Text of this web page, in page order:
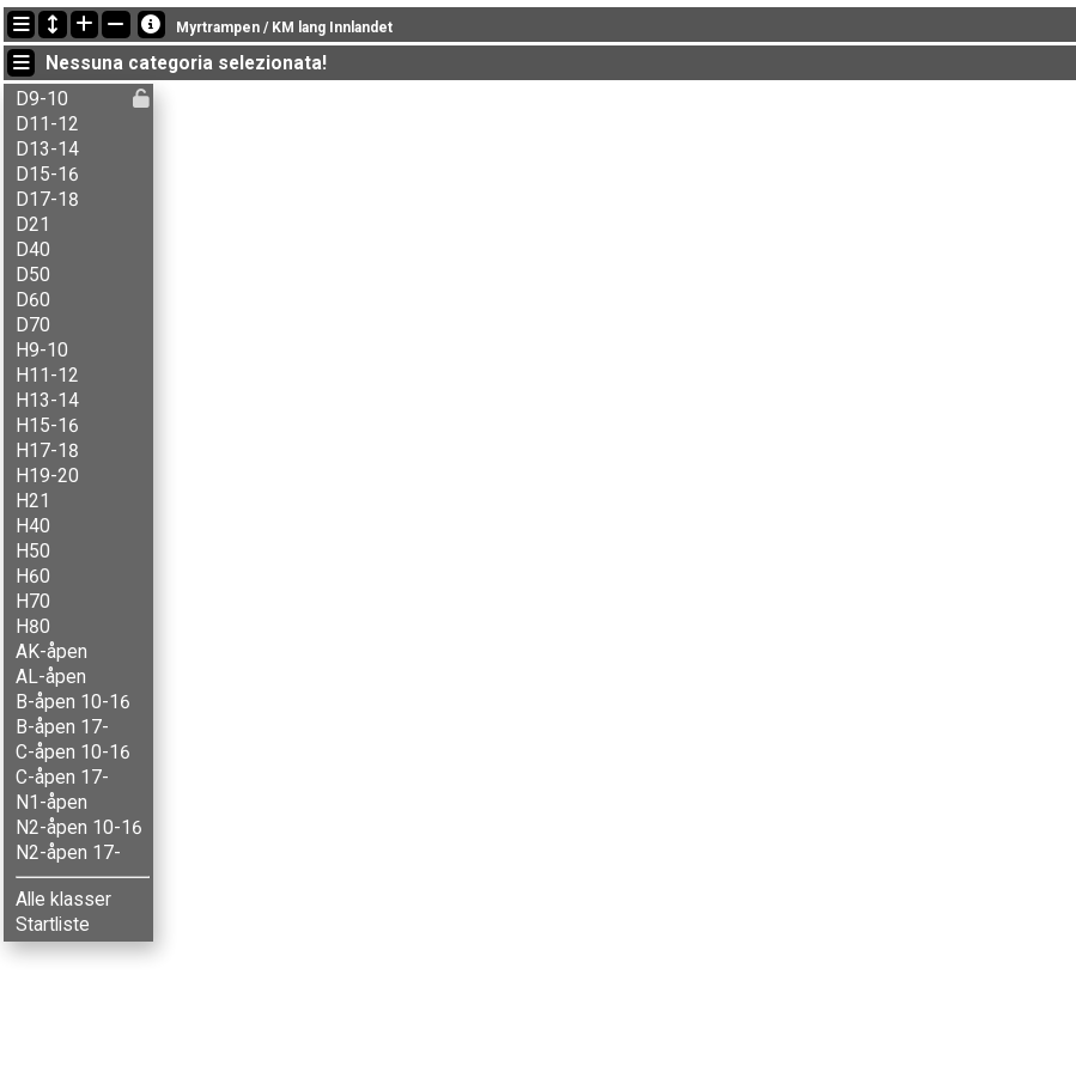
Ultimi aggiornamenti
13:31:23: Aksel B. Carlson (H13-14) è arrivato con il tempo: 55:59 (5)
13:31:23: Aksel T. Fingarsen (H15-16
13:31:23: Amund Flaskerud (H17-18) è arrivato con il tempo: 57:13 (1)
Myrtrampen / KM lang Innlandet
Nessuna categoria selezionata!
D9-10
D11-12
D13-14
D15-16
D17-18
D21
D40
D50
D60
D70
H9-10
H11-12
H13-14
H15-16
H17-18
H19-20
H21
H40
H50
H60
H70
H80
AK-åpen
AL-åpen
B-åpen 10-16
B-åpen 17-
C-åpen 10-16
C-åpen 17-
N1-åpen
N2-åpen 10-16
N2-åpen 17-
Alle klasser
Startliste